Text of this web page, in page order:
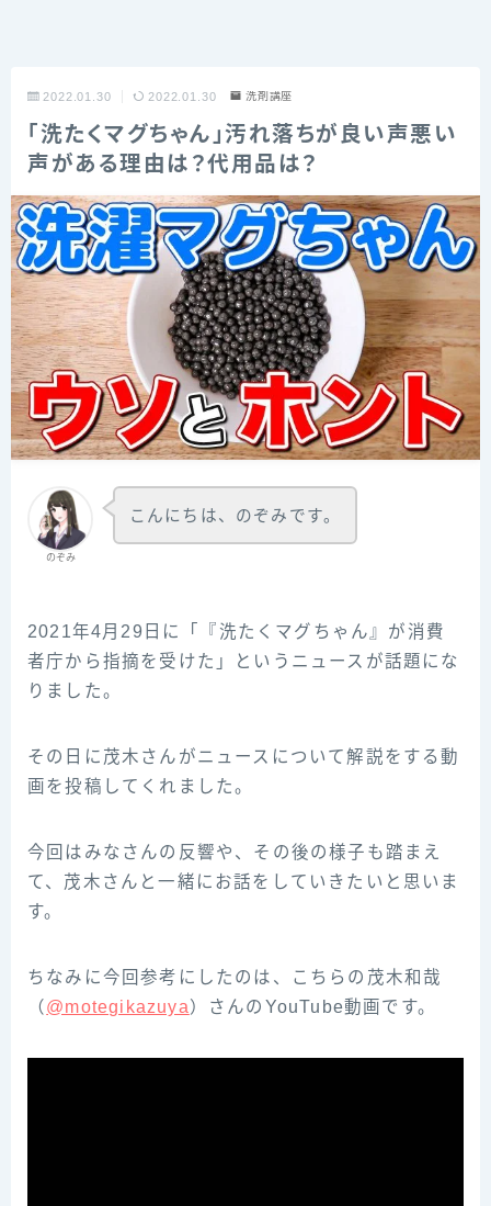
2022.01.30 2022.01.30 洗剤講座
「洗たくマグちゃん」汚れ落ちが良い声悪い
声がある理由は？代用品は？
のぞみ
こんにちは、のぞみです。
2021年4月29日に「『洗たくマグちゃん』が消費
者庁から指摘を受けた」というニュースが話題にな
りました。
その日に茂木さんがニュースについて解説をする動
画を投稿してくれました。
今回はみなさんの反響や、その後の様子も踏まえ
て、茂木さんと一緒にお話をしていきたいと思いま
す。
ちなみに今回参‌考‌に‌し‌た‌の‌は、‌こ‌ち‌ら‌の‌茂‌木‌和‌哉‌
（‌‌ @motegikazuya‌‌）‌さ‌ん‌の‌YouTube‌動‌画‌で‌す。‌